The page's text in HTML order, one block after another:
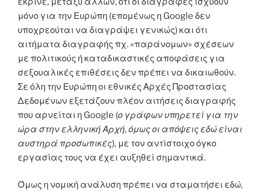
μόνο για την Ευρώπη (επομένως η Google δεν
υποχρεούται να διαγράψει γενικώς) και ότι
αιτήματα διαγραφής πχ. «παράνομων» σχέσεων
με πολιτικούς ή καταδικαστικές αποφάσεις για
σεξουαλικές επιθέσεις δεν πρέπει να δικαιωθούν.
Σε όλη την Ευρώπη οι εθνικές Αρχές Προστασίας
Δεδομένων εξετάζουν πλέον αιτήσεις διαγραφής
που αρνείται η Google (ο γράφων υπηρετεί για την
ώρα στην ελληνική Αρχή, όμως οι απόψεις εδώ είναι
αυστηρά προσωπικές), με τον αντίστοιχο όγκο
εργασίας τους να έχει αυξηθεί σημαντικά.
Όμως η νομική ανάλυση πρέπει να σταματήσει εδώ,